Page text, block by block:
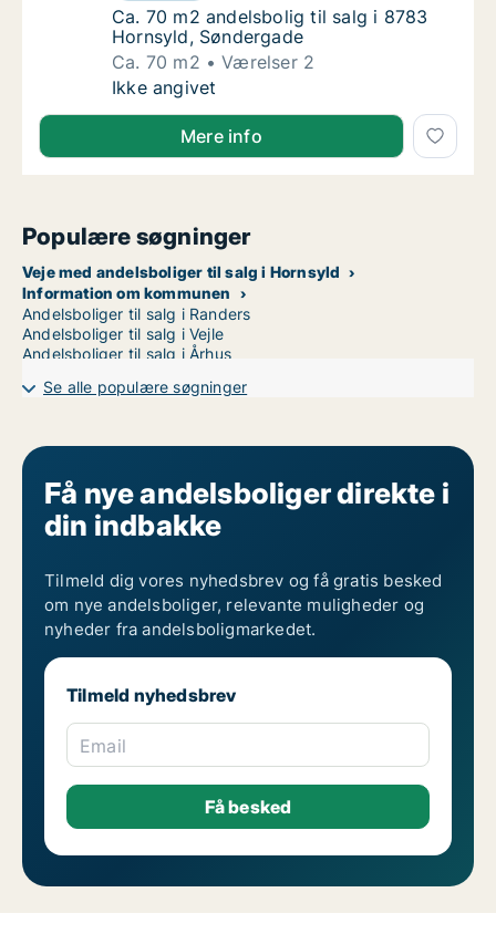
Ca. 70 m2 andelsbolig til salg i 8783
Ca. 70 m2 andelsbolig til salg i 8783
Hornsyld, Søndergade
Ca. 70 m2
Værelser 2
Ca. 70 m2 andelsbolig til salg i 8783
Ikke angivet
Mere info
Populære søgninger
Veje med andelsboliger til salg i Hornsyld
Information om kommunen
Andelsboliger til salg i Randers
Andelsboliger til salg i Vejle
Andelsboliger til salg i Århus
Se alle populære søgninger
Få nye andelsboliger direkte i
din indbakke
Tilmeld dig vores nyhedsbrev og få gratis besked
om nye andelsboliger, relevante muligheder og
nyheder fra andelsboligmarkedet.
Tilmeld nyhedsbrev
Email